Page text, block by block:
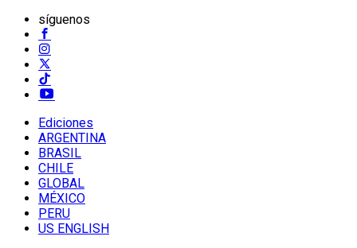
síguenos
Ediciones
ARGENTINA
BRASIL
CHILE
GLOBAL
MÉXICO
PERU
US ENGLISH